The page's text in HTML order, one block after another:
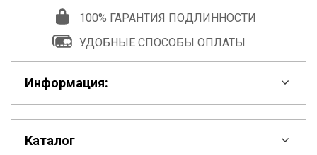
100% ГАРАНТИЯ ПОДЛИННОСТИ
УДОБНЫЕ СПОСОБЫ ОПЛАТЫ
Информация:
F.A.Q
Каталог